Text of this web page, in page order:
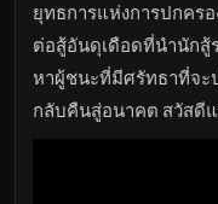
ยุทธการแห่งการปกคร
ต่อสู้อันดุเดือดที่นำนักสู้
หาผู้ชนะที่มีศรัทธาที่จ
กลับคืนสู่อนาคต สวัสดี